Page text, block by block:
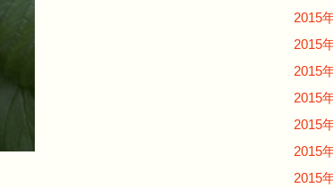
2015
2015
2015
2015
2015
2015
2015